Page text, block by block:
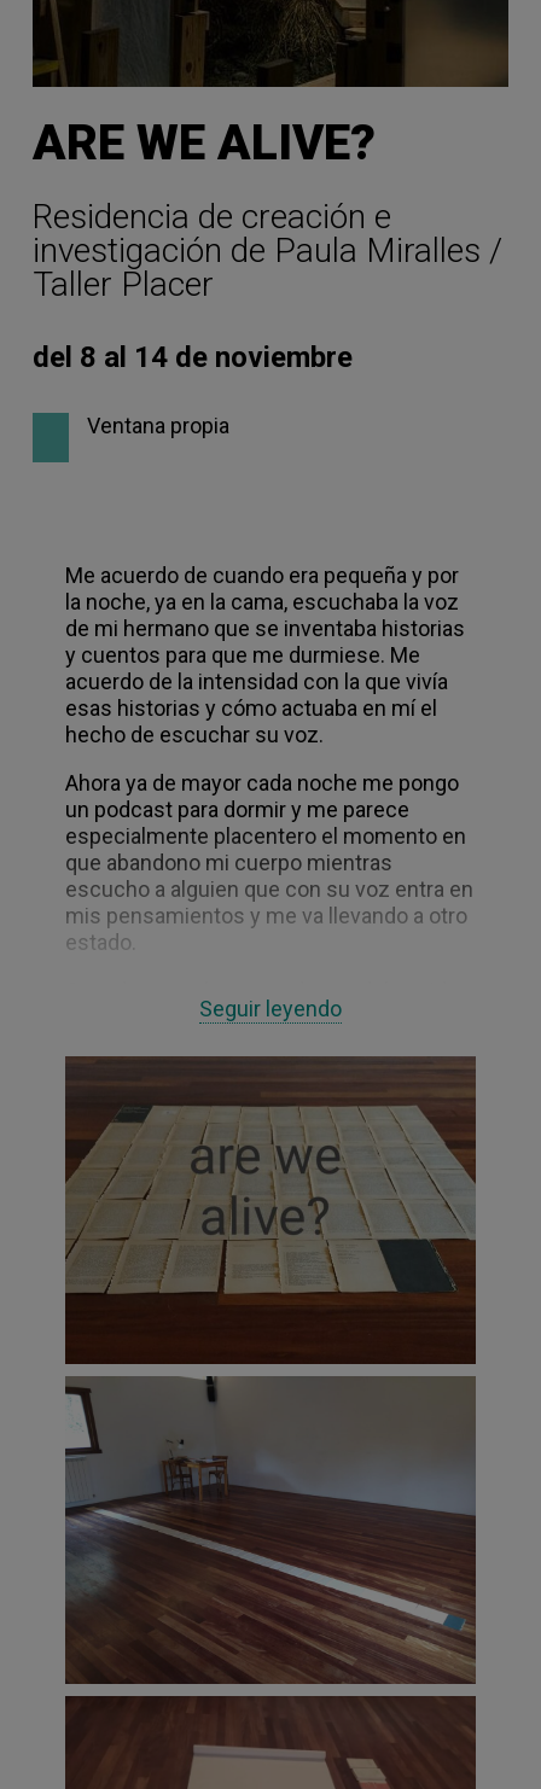
ARE WE ALIVE?
Residencia de creación e
investigación de Paula Miralles /
Taller Placer
del 8 al 14 de noviembre
Ventana propia
Me acuerdo de cuando era pequeña y por
la noche, ya en la cama, escuchaba la voz
de mi hermano que se inventaba historias
y cuentos para que me durmiese. Me
acuerdo de la intensidad con la que vivía
esas historias y cómo actuaba en mí el
hecho de escuchar su voz.
Ahora ya de mayor cada noche me pongo
un podcast para dormir y me parece
especialmente placentero el momento en
que abandono mi cuerpo mientras
escucho a alguien que con su voz entra en
mis pensamientos y me va llevando a otro
estado.
cuando miro estoy frente a la imagen.
Me interesa lo que la oreja oye. La oreja
oye el aquí. Me interesa hacer el aquí oído
y hacer lo oído sentido.
El sonido sale de mí en forma de voz, entra
y sale de mí cuerpo y pasa también por
otros cuerpos. No hay nada más
corporizado que la voz que se comparte. El
que lo habita y lo amplifica.
Me gusta la idea de escena como lugar de
encuentro, como lenguaje/texto que se
hace presente a través de la voz. Una voz
lanzada, absorbida, redoblada y rebotada
hacia todas las superficies, cuerpos y
objetos que contiene ese espacio-texto
de manera que se confunde la voz
presente y la voz ausente.
En ARE WE ALIVE? Me interesa la voz no
como extensión de mi cuerpo sino como
un cuerpo en sí misma. ¿Cuál es la
identidad y la naturaleza de la voz? ¿Cómo
puedo hacer que el cuerpo sea tan sólo el
Seguir leyendo